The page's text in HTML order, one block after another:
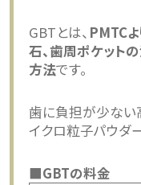
GBTとは、 PMTC
石、歯周ポケット
方法です。
歯に負担が少ない
イクロ粒子パウダ
■GBTの料金